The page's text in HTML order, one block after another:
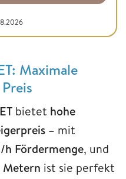
Maximale
bietet hohe
– mit
Fördermenge, und
Metern ist sie perfekt